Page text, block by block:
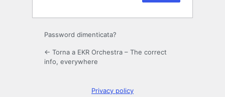
Password dimenticata?
← Torna a EKR Orchestra – The correct
info, everywhere
Privacy policy